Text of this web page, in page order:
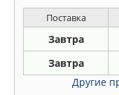
Поставка
Завтра
Завтра
Другие